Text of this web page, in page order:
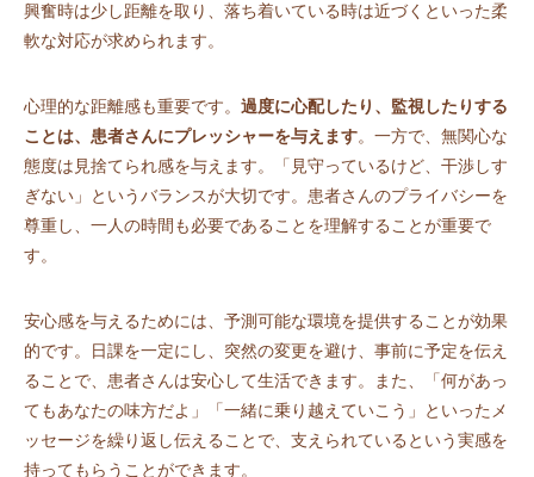
興奮時は少し距離を取り、落ち着いている時は近づくといった柔
軟な対応が求められます。
心理的な距離感も重要です。 過度に心配したり、監視したりする
ことは、患者さんにプレッシャーを与えます。一方で、無関心な
態度は見捨てられ感を与えます。「見守っているけど、干渉しす
ぎない」というバランスが大切です。患者さんのプライバシーを
尊重し、一人の時間も必要であることを理解することが重要で
す。
安心感を与えるためには、予測可能な環境を提供することが効果
的です。日課を一定にし、突然の変更を避け、事前に予定を伝え
ることで、患者さんは安心して生活できます。また、「何があっ
てもあなたの味方だよ」「一緒に乗り越えていこう」といったメ
ッセージを繰り返し伝えることで、支えられているという実感を
持ってもらうことができます。